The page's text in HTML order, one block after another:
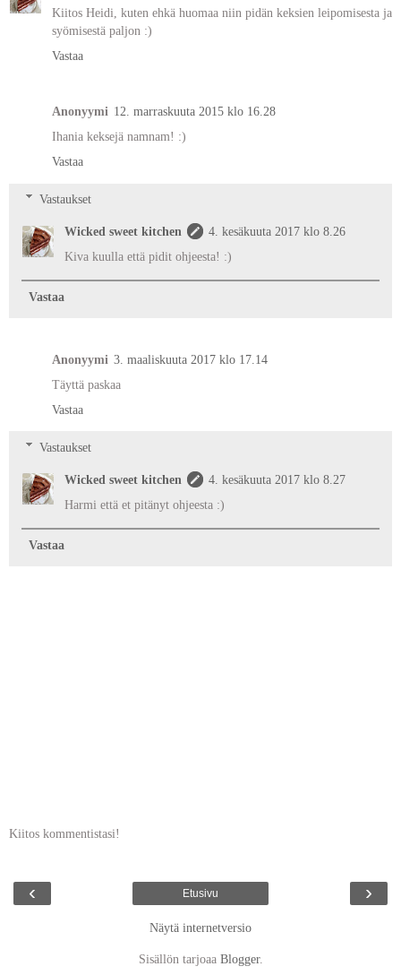
Kiitos Heidi, kuten ehkä huomaa niin pidän keksien leipomisesta ja
syömisestä paljon :)
Vastaa
Anonyymi 12. marraskuuta 2015 klo 16.28
Ihania keksejä namnam! :)
Vastaa
Vastaukset
Wicked sweet kitchen
4. kesäkuuta 2017 klo 8.26
Kiva kuulla että pidit ohjeesta! :)
Vastaa
Anonyymi 3. maaliskuuta 2017 klo 17.14
Täyttä paskaa
Vastaa
Vastaukset
Wicked sweet kitchen
4. kesäkuuta 2017 klo 8.27
Harmi että et pitänyt ohjeesta :)
Vastaa
Kiitos kommentistasi!
‹ ›
Etusivu
Näytä internetversio
Sisällön tarjoaa Blogger.